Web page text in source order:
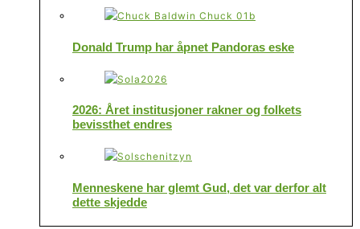
Donald Trump har åpnet Pandoras eske
2026: Året institusjoner rakner og folkets
bevissthet endres
Menneskene har glemt Gud, det var derfor alt
dette skjedde